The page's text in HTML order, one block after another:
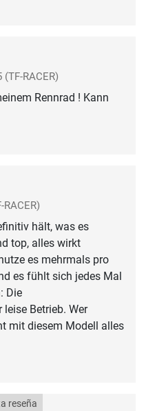
(TF-RACER)
Rennrad ! Kann
RACER)
hält, was es
top, alles wirkt
es mehrmals pro
es fühlt sich jedes Mal
Die
Betrieb. Wer
mit diesem Modell alles
reseña